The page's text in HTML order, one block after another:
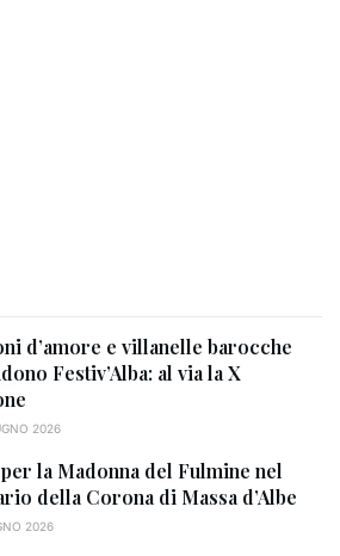
d’amore e villanelle barocche
Festiv’Alba: al via la X
2026
la Madonna del Fulmine nel
della Corona di Massa d’Albe
2026